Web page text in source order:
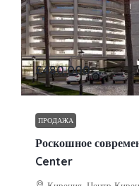
£480,000
ПРОДАЖА
Роскошное
Center